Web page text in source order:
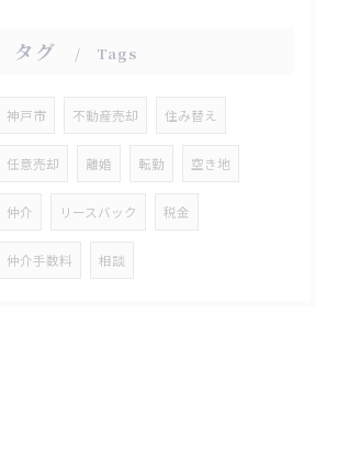
タグ Tags
神戸市 不動産売却 住み替え
任意売却 離婚 転勤 空き地
仲介 リースバック 税金
仲介手数料 相談